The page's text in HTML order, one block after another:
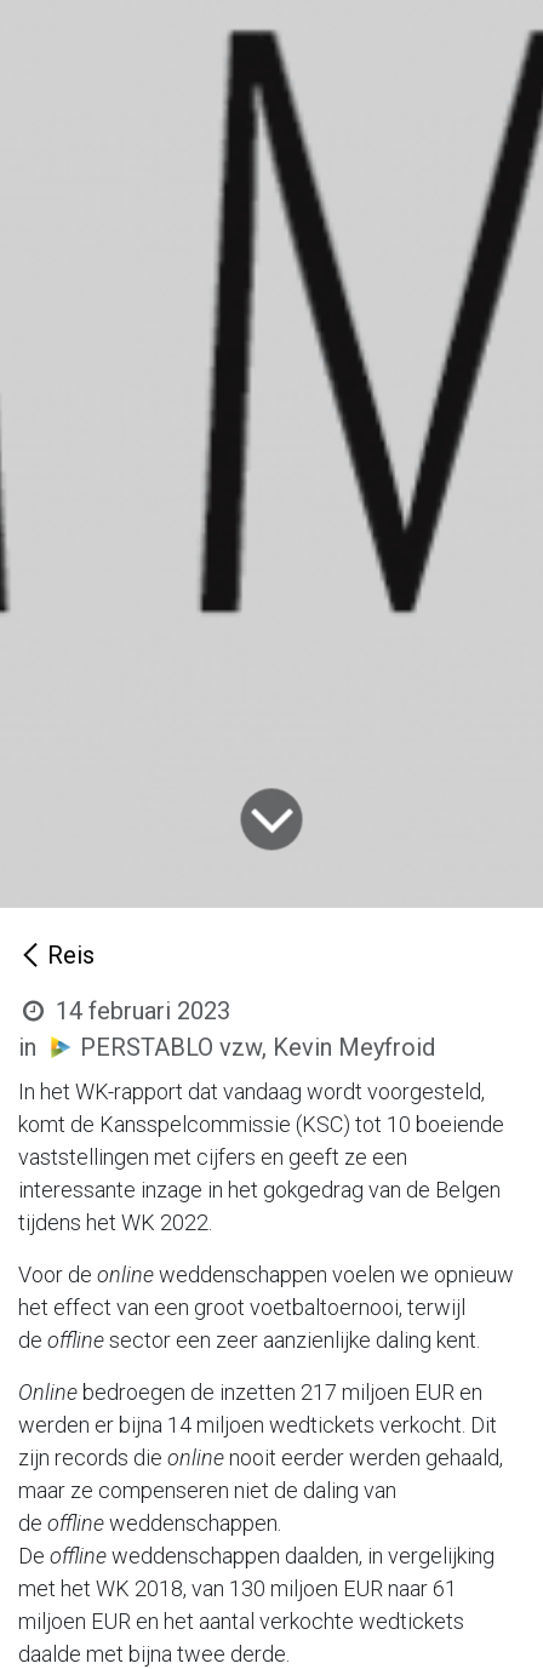
Reis
14 februari 2023
in
PERSTABLO vzw, Kevin Meyfroid
In het WK-rapport dat vandaag wordt voorgesteld,
komt de Kansspelcommissie (KSC) tot 10 boeiende
vaststellingen met cijfers en geeft ze een
interessante inzage in het gokgedrag van de Belgen
tijdens het WK 2022.
Voor de onlineweddenschappen voelen we opnieuw
het effect van een groot voetbaltoernooi, terwijl
de offlinesector een zeer aanzienlijke daling kent.
Onlinebedroegen de inzetten 217 miljoen EUR en
werden er bijna 14 miljoen wedtickets verkocht. Dit
zijn records die onlinenooit eerder werden gehaald,
maar ze compenseren niet de daling van
de offlineweddenschappen.
De offlineweddenschappen daalden, in vergelijking
met het WK 2018, van 130 miljoen EUR naar 61
miljoen EUR en het aantal verkochte wedtickets
daalde met bijna twee derde.